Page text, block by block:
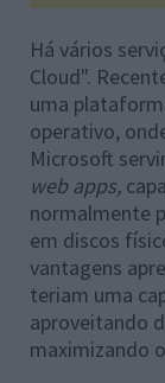
Há vários
Cloud".
uma
operativo,
Microsoft
web apps,
normalmente
em discos
vantagens
teriam uma
aproveitando
maximizando